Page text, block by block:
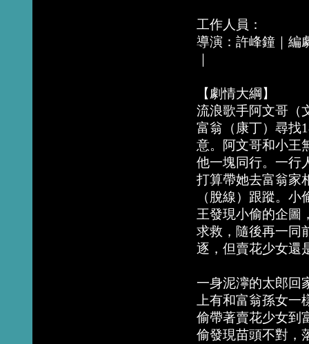
工作人員：
導演：許峰鐘｜編
【劇情大綱】
流浪歌手阿文哥（
富翁（康丁）尋找
意。阿文哥和小王
他一塊同行。一行
打算帶她去富翁家
（脫線）跟蹤。
王發現小偷的企圖
求救，隨後再一同
逐，但賣花少女還
一身泥濘的太郎回
上有和富翁孫女
偷帶著賣花少女到
偷發現苗頭不對，